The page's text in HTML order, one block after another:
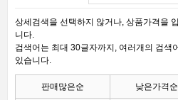
상세검색을 선택하지 않거나, 상품가격을
니다.
검색어는 최대 30글자까지, 여러개의 검색
있습니다.
판매많은순 낮은가격순